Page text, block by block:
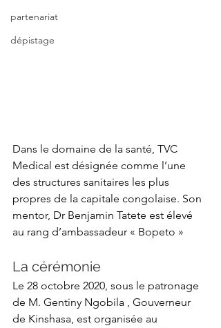
partenariat
dépistage
Dans le domaine de la santé, TVC
Medical est désignée comme l’une
des structures sanitaires les plus
propres de la capitale congolaise. Son
mentor, Dr Benjamin Tatete est élevé
au rang d’ambassadeur « Bopeto »
La cérémonie
Le 28 octobre 2020, sous le patronage
de M. Gentiny Ngobila , Gouverneur
de Kinshasa, est organisée au